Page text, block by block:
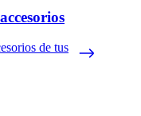
de tus